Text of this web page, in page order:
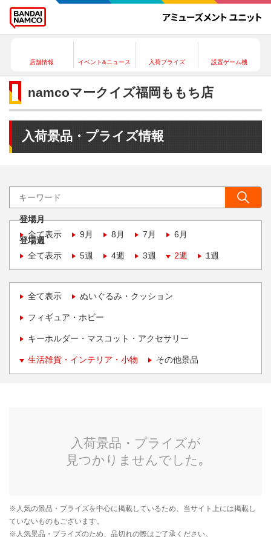
店舗情報 イベント&ニュース 入荷プライズ 設置ゲーム機
namcoマークイズ福岡ももち店
入荷景品・プライズ情報
登場月
全て表示
9月 8月 7月 6月
登場週
全て表示
5週 4週 3週 2週 1週
全て表示 ぬいぐるみ・クッション
フィギュア・ホビー
キーホルダー・マスコット・アクセサリー
生活雑貨・インテリア・小物 その他景品